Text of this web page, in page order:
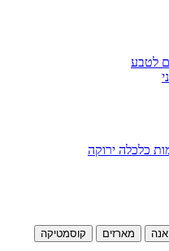
לטבע
כלכלה ירוקה
מארזים
קוסמטיקה